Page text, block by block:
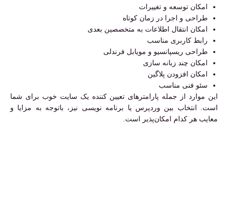
امکان توسعه و تغییرات
طراحی و اجرا در زمان کوتاه
امکان انتقال اطلاعات به متخصصین بعدی
رابط کاربری مناسب
طراحی ریسپانسیو و مویابل فرندلی
امکان چند زبانه سازی
امکان افزودن پلاگین
سئو فنی مناسب
این موارد از جمله پارامترهای تعیین کننده یک سایت خوب برای شما
است. انتخاب بین وردپرس یا برنامه نویسی نیز، باتوجه به مزایا و
معایب هر کدام امکان‌پذیر است.